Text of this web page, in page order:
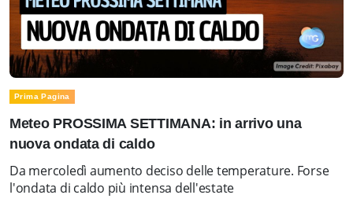
Prima Pagina
Meteo PROSSIMA SETTIMANA: in arrivo una
nuova ondata di caldo
Da mercoledì aumento deciso delle temperature. Forse
l'ondata di caldo più intensa dell'estate